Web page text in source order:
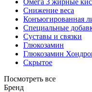
Снижение веса
Конъюгированная
Специальные
Суставы и связки
Глюкозамин
Глюкозамин
Скрытое
Посмотреть все
Бренд